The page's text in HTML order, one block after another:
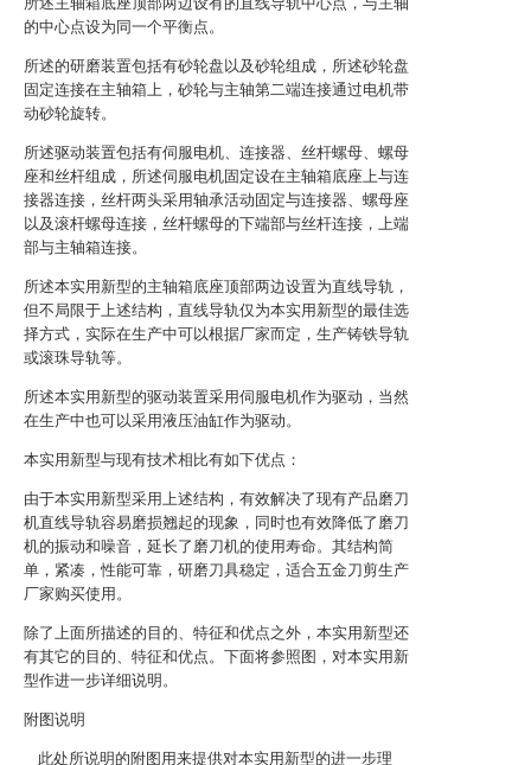
的中心点设为同一个平衡点。
所述的研磨装置包括有砂轮盘以及砂轮组成，所述砂轮盘
固定连接在主轴箱上，砂轮与主轴第二端连接通过电机带
动砂轮旋转。
所述驱动装置包括有伺服电机、连接器、丝杆螺母、螺母
座和丝杆组成，所述伺服电机固定设在主轴箱底座上与连
接器连接，丝杆两头采用轴承活动固定与连接器、螺母座
以及滚杆螺母连接，丝杆螺母的下端部与丝杆连接，上端
部与主轴箱连接。
所述本实用新型的主轴箱底座顶部两边设置为直线导轨，
但不局限于上述结构，直线导轨仅为本实用新型的最佳选
择方式，实际在生产中可以根据厂家而定，生产铸铁导轨
或滚珠导轨等。
所述本实用新型的驱动装置采用伺服电机作为驱动，当然
在生产中也可以采用液压油缸作为驱动。
本实用新型与现有技术相比有如下优点：
由于本实用新型采用上述结构，有效解决了现有产品磨刀
机直线导轨容易磨损翘起的现象，同时也有效降低了磨刀
机的振动和噪音，延长了磨刀机的使用寿命。其结构简
单，紧凑，性能可靠，研磨刀具稳定，适合五金刀剪生产
厂家购买使用。
除了上面所描述的目的、特征和优点之外，本实用新型还
有其它的目的、特征和优点。下面将参照图，对本实用新
型作进一步详细说明。
附图说明
此处所说明的附图用来提供对本实用新型的进一步理